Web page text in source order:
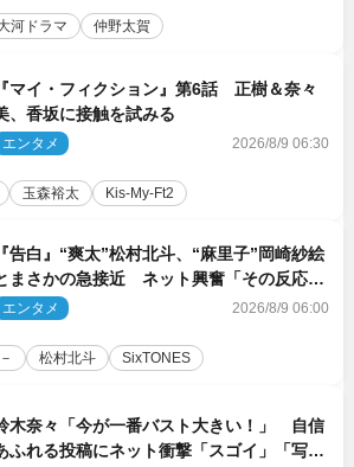
河ドラマ 仲野太賀
『マイ・フィクション』第6話 正樹＆奈々
、香坂に接触を試みる
エンタメ 2026/8/9 06:30
玉森裕太 Kis‐My‐Ft2
告白』“爽太”松村北斗、“麻里子”岡崎紗絵
まさかの急接近 ネット興奮「その反応
」「いいの!?」（ネタバレあり）
エンタメ 2026/8/9 06:00
松村北斗 SixTONES
木奈々「今が一番バスト大きい！」 自信
ふれる投稿にネット衝撃「スゴイ」「写真